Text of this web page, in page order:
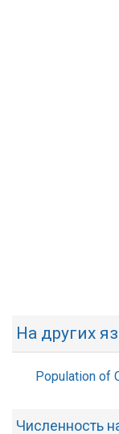
На других
Population of
Численность